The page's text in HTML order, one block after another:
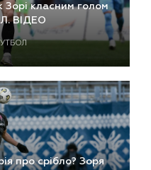
Зорі класним голом
ВІДЕО
про срібло? Зоря